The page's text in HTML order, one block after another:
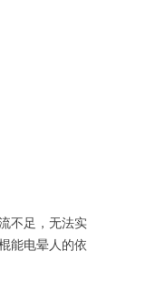
不足，无法实
能电晕人的依